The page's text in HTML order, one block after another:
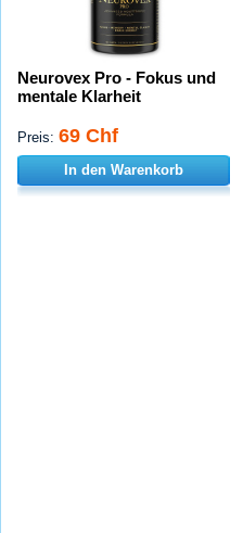
Neurovex Pro - Fokus und
mentale Klarheit
Preis: 69 Chf
In den Warenkorb